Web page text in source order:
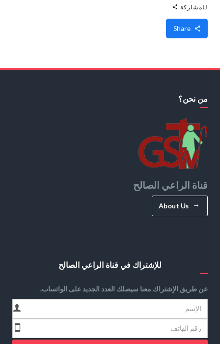
للمشاركة
من نحن؟
قناة الراعي الصالح
About Us
للإشتراك في قناة الراعي الصالح
عن طريق الإشتراك معنا سيصلك العدد الجديد على الواتساب.